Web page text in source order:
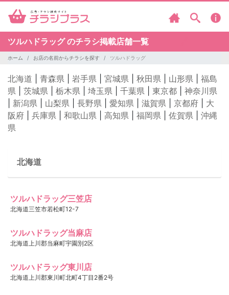
ツルハドラッグ のチラシ掲載店舗一覧
ホーム お店の名前からチラシを探す ツルハドラッグ
北海道 青森県 岩手県 宮城県 秋田県 山形県
福島
県
茨城県 栃木県 埼玉県 千葉県 東京都
神奈川県
新潟県 山梨県 長野県 愛知県 滋賀県 京都府
大
阪府
兵庫県 和歌山県 高知県 福岡県 佐賀県
沖縄
県
北海道
ツルハドラッグ三笠店
北海道三笠市若松町12-7
ツルハドラッグ当麻店
北海道上川郡当麻町宇園別2区
ツルハドラッグ東川店
北海道上川郡東川町北町4丁目2番2号